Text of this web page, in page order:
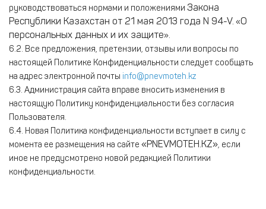
руководствоваться нормами и положениями Закона
Республики Казахстан от 21 мая 2013 года N 94-V. «О
персональных данных и их защите».
6.2. Все предложения, претензии, отзывы или вопросы по
настоящей Политике Конфиденциальности следует сообщать
на адрес электронной почты info@pnevmoteh.kz
6.3. Администрация сайта вправе вносить изменения в
настоящую Политику конфиденциальности без согласия
Пользователя.
6.4. Новая Политика конфиденциальности вступает в силу с
момента ее размещения на cайте «PNEVMOTEH.KZ», если
иное не предусмотрено новой редакцией Политики
конфиденциальности.